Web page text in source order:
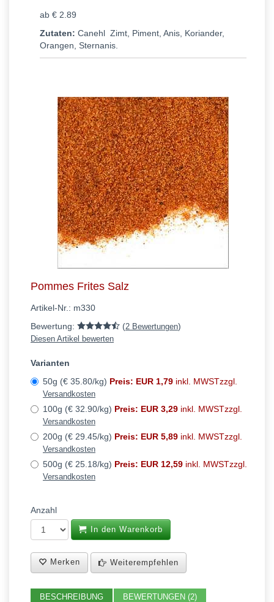
ab € 2.89
Zutaten: Canehl Zimt, Piment, Anis, Koriander,
Orangen, Sternanis.
Pommes Frites Salz
Artikel-Nr.: m330
Bewertung:
(2 Bewertungen)
Diesen Artikel bewerten
Varianten
50g (€ 35.80/kg) Preis: EUR 1,79 inkl. MWSTzzgl.
Versandkosten
100g (€ 32.90/kg) Preis: EUR 3,29 inkl. MWSTzzgl.
Versandkosten
200g (€ 29.45/kg) Preis: EUR 5,89 inkl. MWSTzzgl.
Versandkosten
500g (€ 25.18/kg) Preis: EUR 12,59 inkl. MWSTzzgl.
Versandkosten
Anzahl
In den Warenkorb
Merken Weiterempfehlen
BESCHREIBUNG BEWERTUNGEN (2)